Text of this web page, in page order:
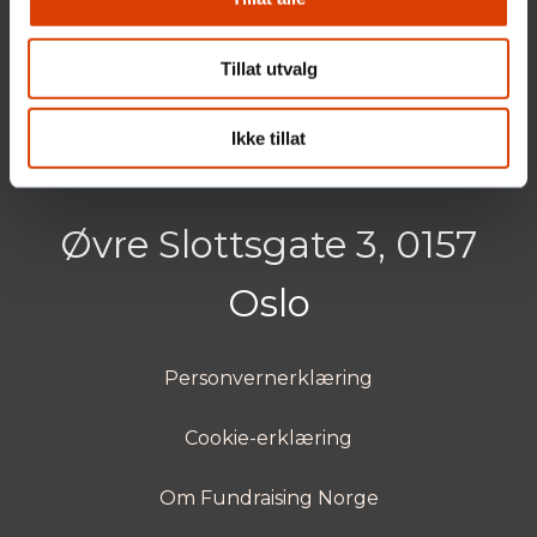
Tillat utvalg
Ikke tillat
Øvre Slottsgate 3, 0157
Oslo
Personvernerklæring
Cookie-erklæring
Om Fundraising Norge